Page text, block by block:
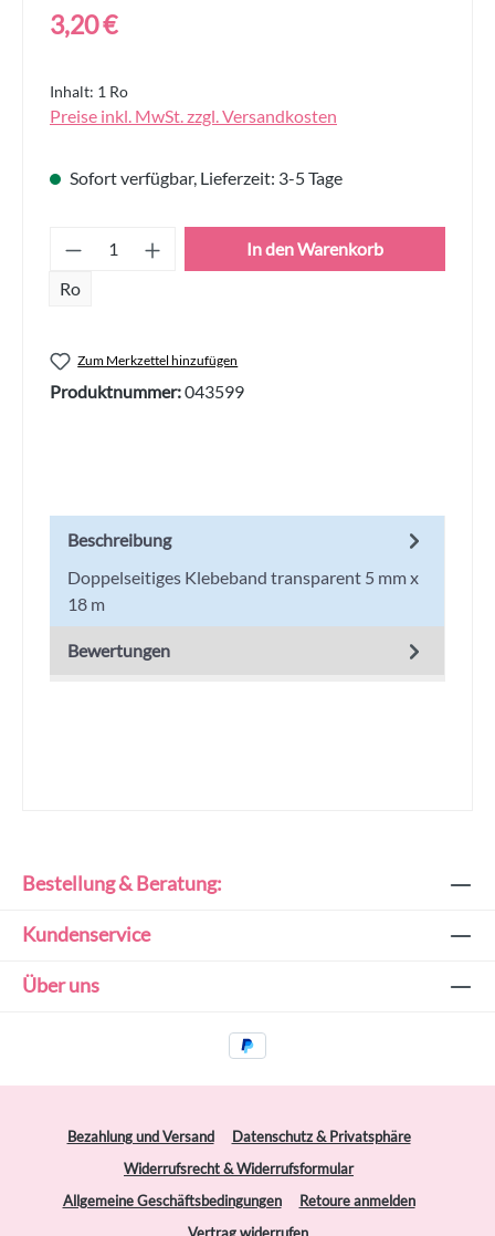
Regulärer Preis:
3,20 €
Inhalt: 1 Ro
Preise inkl. MwSt. zzgl. Versandkosten
Sofort verfügbar, Lieferzeit: 3-5 Tage
Produkt Anzahl: Gib den gewünschten
Ro
In den Warenkorb
Zum Merkzettel hinzufügen
Produktnummer:043599
Beschreibung
Doppelseitiges Klebeband transparent 5 mm x
18 m
Bewertungen
Bestellung & Beratung:
Kundenservice
Über uns
Bezahlung und Versand
Datenschutz & Privatsphäre
Widerrufsrecht & Widerrufsformular
Allgemeine Geschäftsbedingungen
Retoure anmelden
Vertrag widerrufen